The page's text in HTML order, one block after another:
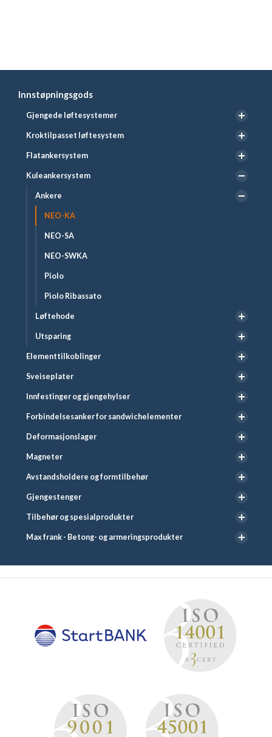
Innstøpningsgods
Gjengede løftesystemer
Kroktilpasset løftesystem
Flatankersystem
Kuleankersystem
Ankere
NEO-KA
NEO-SA
NEO-SWKA
Piolo
Piolo Ribassato
Løftehode
Utsparing
Elementtilkoblinger
Sveiseplater
Innfestinger og gjengehylser
Forbindelsesanker for sandwichelementer
Deformasjonslager
Magneter
Avstandsholdere og formtilbehør
Gjengestenger
Tilbehør og spesialprodukter
Max frank - Betong- og armeringsprodukter